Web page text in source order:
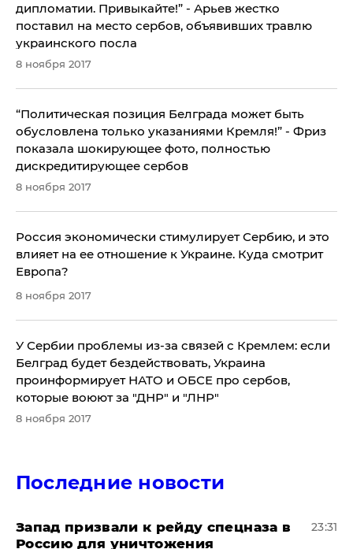
дипломатии. Привыкайте!” - Арьев жестко
поставил на место сербов, объявивших травлю
украинского посла
8 ноября 2017
​“Политическая позиция Белграда может быть
обусловлена только указаниями Кремля!” - Фриз
показала шокирующее фото, полностью
дискредитирующее сербов
8 ноября 2017
Россия экономически стимулирует Сербию, и это
влияет на ее отношение к Украине. Куда смотрит
Европа?
8 ноября 2017
У Сербии проблемы из-за связей с Кремлем: если
Белград будет бездействовать, Украина
проинформирует НАТО и ОБСЕ про сербов,
которые воюют за "ДНР" и "ЛНР"
8 ноября 2017
Последние новости
Запад призвали к рейду спецназа в
Россию для уничтожения
23:31